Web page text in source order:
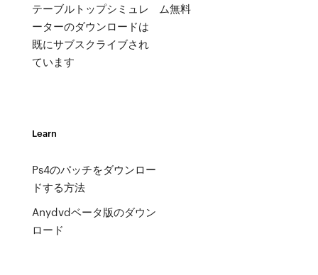
テーブルトップシミュレ
ーターのダウンロードは
既にサブスクライブされ
ています
ム無料
Learn
Ps4のパッチをダウンロー
ドする方法
Anydvdベータ版のダウン
ロード